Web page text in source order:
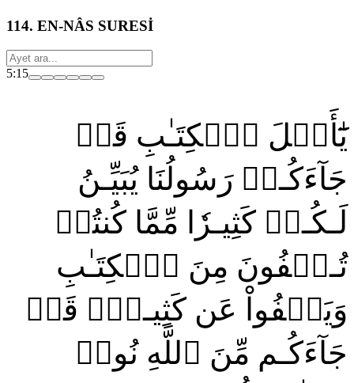
114. EN-NÂS SURESİ
5:15
يَٰٓأَهۡلَ ٱلۡكِتَـٰبِ قَدۡ
جَآءَكُـمۡ رَسُولُنَا يُبَيِّـنُ
لَـكُـمۡ كَثِيـرٗا مِّمَّا كُنتُمۡ
تُـخۡفُونَ مِنَ ٱلۡكِتَـٰبِ
وَيَعۡفُواْ عَن كَثِيـرٖۚ قَدۡ
جَآءَكُـم مِّنَ ٱللَّهِ نُورٞ